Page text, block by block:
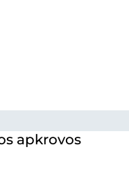
apkrovos